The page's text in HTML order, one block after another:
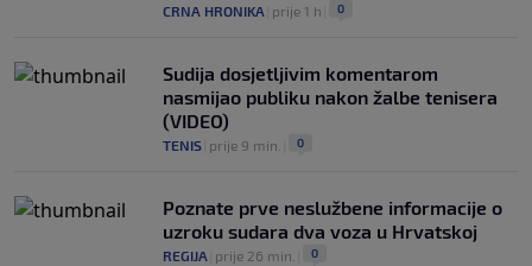
CRNA HRONIKA prije 1 h 0
Sudija dosjetljivim komentarom
nasmijao publiku nakon žalbe tenisera
(VIDEO)
TENIS prije 9 min. 0
Poznate prve neslužbene informacije o
uzroku sudara dva voza u Hrvatskoj
REGIJA prije 26 min. 0